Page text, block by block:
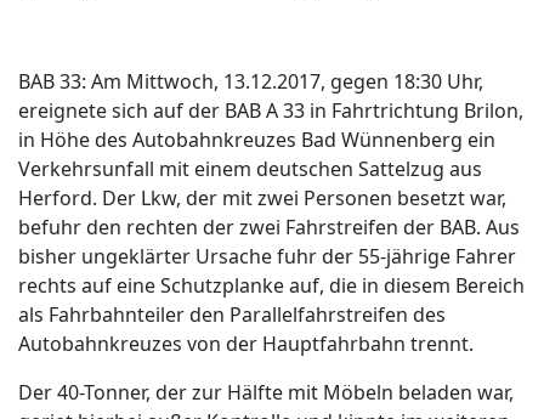
BAB 33: Am Mittwoch, 13.12.2017, gegen 18:30 Uhr,
ereignete sich auf der BAB A 33 in Fahrtrichtung Brilon,
in Höhe des Autobahnkreuzes Bad Wünnenberg ein
Verkehrsunfall mit einem deutschen Sattelzug aus
Herford. Der Lkw, der mit zwei Personen besetzt war,
befuhr den rechten der zwei Fahrstreifen der BAB. Aus
bisher ungeklärter Ursache fuhr der 55-jährige Fahrer
rechts auf eine Schutzplanke auf, die in diesem Bereich
als Fahrbahnteiler den Parallelfahrstreifen des
Autobahnkreuzes von der Hauptfahrbahn trennt.
Der 40-Tonner, der zur Hälfte mit Möbeln beladen war,